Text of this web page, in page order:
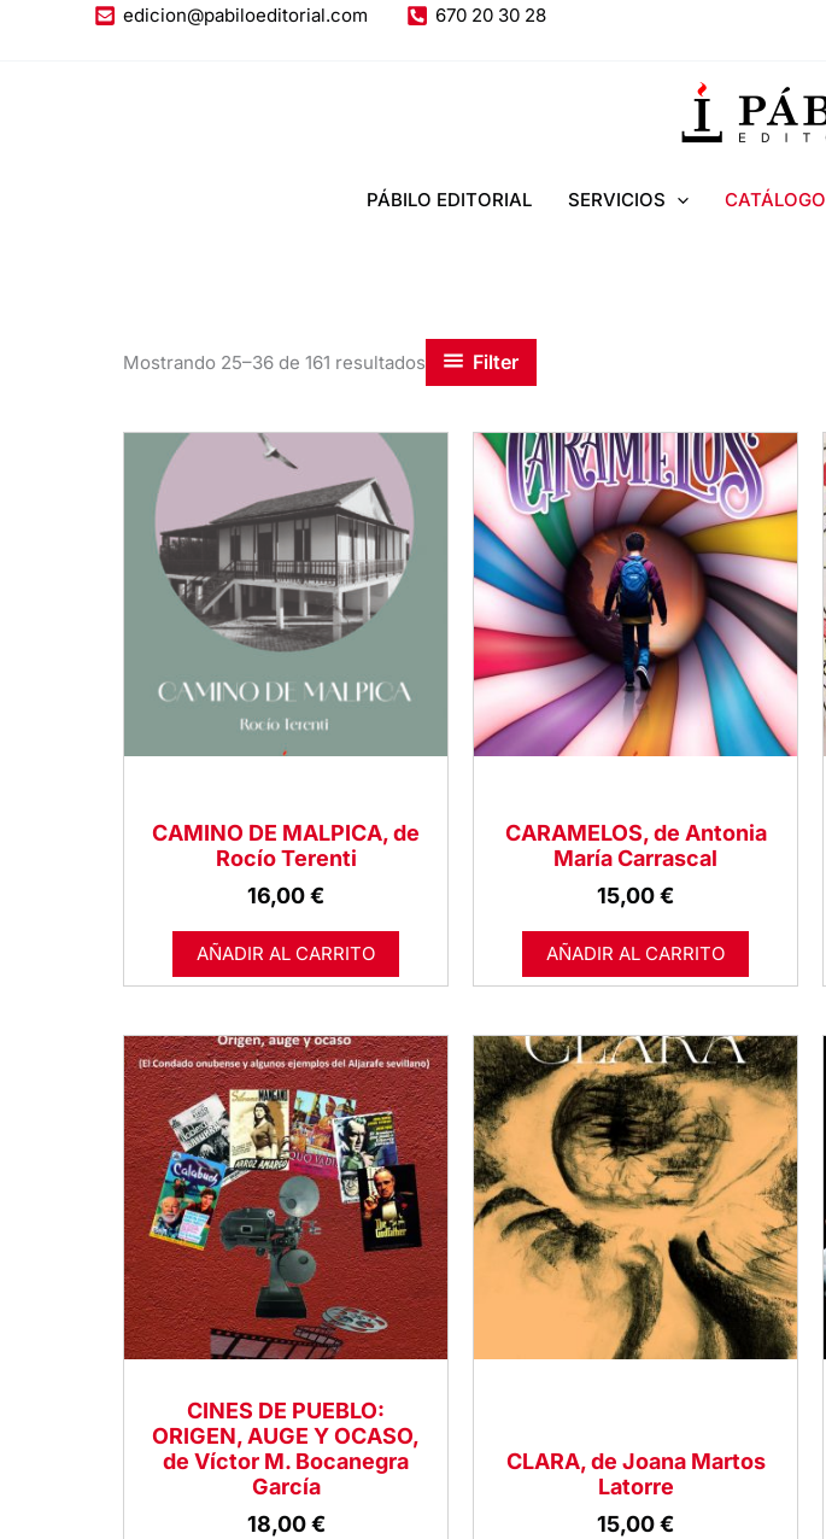
edicion@pabiloeditorial.com 670 20 30 28
PÁBILO EDITORIAL SERVICIOS CATÁLOGO
Mostrando 25–36 de 161 resultados Filter
CAMINO DE MALPICA, de
Rocío Terenti
16,00€
AÑADIR AL CARRITO
CARAMELOS, de Antonia
María Carrascal
15,00€
AÑADIR AL CARRITO
CINES DE PUEBLO:
ORIGEN, AUGE Y OCASO,
de Víctor M. Bocanegra
García
18,00€
CLARA, de Joana Martos
Latorre
15,00€